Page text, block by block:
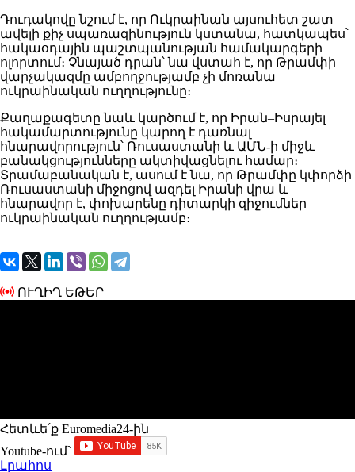
Դուդակովը նշում է, որ Ուկրաինան այսուհետ շատ
ավելի քիչ սպառազինություն կստանա, հատկապես՝
հակաօդային պաշտպանության համակարգերի
ոլորտում։ Չնայած դրան՝ նա վստահ է, որ Թրամփի
վարչակազմը ամբողջությամբ չի մոռանա
ուկրաինական ուղղությունը։
Քաղաքագետը նաև կարծում է, որ Իրան–Իսրայել
հակամարտությունը կարող է դառնալ
հնարավորություն՝ Ռուսաստանի և ԱՄՆ-ի միջև
բանակցությունները ակտիվացնելու համար։
Տրամաբանական է, ասում է նա, որ Թրամփը կփորձի
Ռուսաստանի միջոցով ազդել Իրանի վրա և
հնարավոր է, փոխարենը դիտարկի զիջումներ
ուկրաինական ուղղությամբ։
ՈՒՂԻՂ ԵԹԵՐ
Հետևե՛ք Euromedia24-ին
Youtube-ում`
Լրահոս